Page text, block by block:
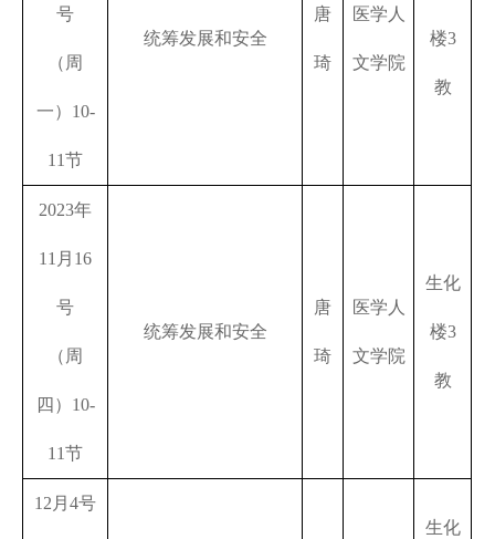
号
（周
一） 10-
11节
统筹发展和安全
唐
琦
医学人
文学院
楼3
教
2023年
11 月 16
号
（周
四） 10-
11节
统筹发展和安全
唐
琦
医学人
文学院
生化
楼3
教
12 月 4号
生化